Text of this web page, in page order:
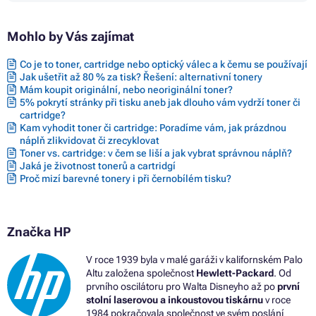
Tonery HP LASERJET PRO CM1415FN
Tonery HP LASERJET PRO CM1415FNW
Tonery HP LASERJET PRO CM1417FNW
Tonery HP LASERJET PRO CM1418FNW
Tonery HP LASERJET PRO CP1500 SERIES
Tonery HP LASERJET PRO CP1520 SERIES
Tonery HP LASERJET PRO CP1521N
Tonery HP LASERJET PRO CP1522N
Tonery HP LASERJET PRO CP1523N
Tonery HP LASERJET PRO CP1525
Tonery HP LASERJET PRO CP1525 SERIES
Tonery HP LASERJET PRO CP1527NW
Mohlo by Vás zajímat
Co je to toner, cartridge nebo optický válec a k čemu se používají
Jak ušetřit až 80 % za tisk? Řešení: alternativní tonery
Mám koupit originální, nebo neoriginální toner?
5% pokrytí stránky při tisku aneb jak dlouho vám vydrží toner či
cartridge?
Kam vyhodit toner či cartridge: Poradíme vám, jak prázdnou
náplň zlikvidovat či zrecyklovat
Toner vs. cartridge: v čem se liší a jak vybrat správnou náplň?
Jaká je životnost tonerů a cartridgí
Proč mizí barevné tonery i při černobílém tisku?
Značka HP
V roce 1939 byla v malé garáži v kalifornském Palo
Altu založena společnost Hewlett-Packard. Od
prvního oscilátoru pro Walta Disneyho až poprvní
stolní laserovou a inkoustovou tiskárnuv roce
1984 pokračovala společnost ve svém poslání